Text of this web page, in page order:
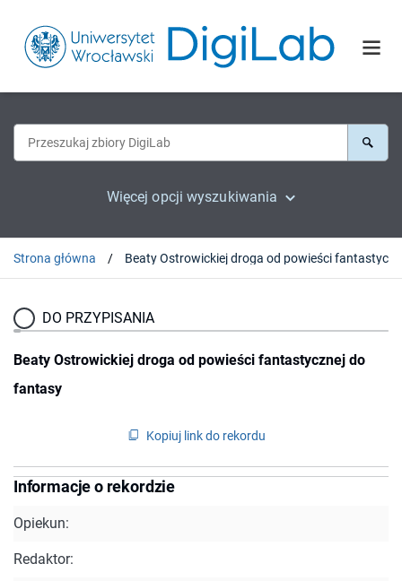
Więcej opcji wyszukiwania
Strona główna
DO PRZYPISANIA
Beaty Ostrowickiej droga od powieści fantastycznej do
fantasy
Kopiuj link do rekordu
Informacje o rekordzie
Opiekun:
Redaktor: